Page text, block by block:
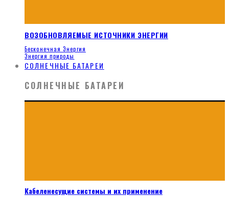
ВОЗОБНОВЛЯЕМЫЕ ИСТОЧНИКИ ЭНЕРГИИ
Бесконечная Энергия
Энергия природы
СОЛНЕЧНЫЕ БАТАРЕИ
СОЛНЕЧНЫЕ БАТАРЕИ
Кабеленесущие системы и их применение